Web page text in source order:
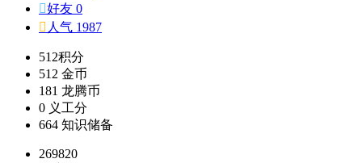
好友 0
 人气 1987
512积分
512 金币
181 龙腾币
0 义工分
664 知识储备
269820